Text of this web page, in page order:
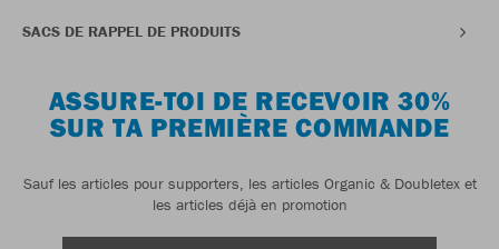
SACS DE RAPPEL DE PRODUITS
ASSURE-TOI DE RECEVOIR 30%
SUR TA PREMIÈRE COMMANDE
Sauf les articles pour supporters, les articles Organic & Doubletex et
les articles déjà en promotion